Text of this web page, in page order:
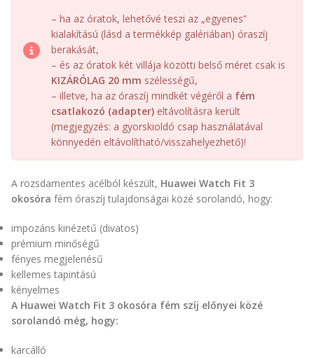
– ha az óratok, lehetővé teszi az „egyenes”
kialakítású (lásd a termékkép galériában) óraszíj
berakását,
– és az óratok két villája közötti belső méret csak is
KIZÁRÓLAG 20 mm szélességű,
– illetve, ha az óraszíj mindkét végéről a fém
csatlakozó (adapter) eltávolításra került
(megjegyzés: a gyorskioldó csap használatával
könnyedén eltávolítható/visszahelyezhető)!
A rozsdamentes acélból készült, Huawei Watch Fit 3
okosóra fém óraszíj tulajdonságai közé sorolandó, hogy:
impozáns kinézetű (divatos)
prémium minőségű
fényes megjelenésű
kellemes tapintású
kényelmes
A Huawei Watch Fit 3 okosóra fém szíj előnyei közé
sorolandó még, hogy:
karcálló